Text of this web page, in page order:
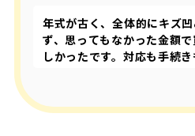
年式が古く、全体的にキズ
ず、思ってもなかった金額
しかったです。対応も手続
で、ストレスなしでした。